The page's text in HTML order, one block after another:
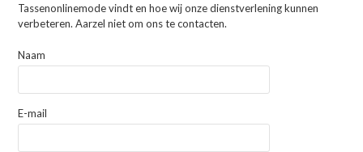
Tassenonlinemode vindt en hoe wij onze dienstverlening kunnen
verbeteren. Aarzel niet om ons te contacten.
Naam
E-mail